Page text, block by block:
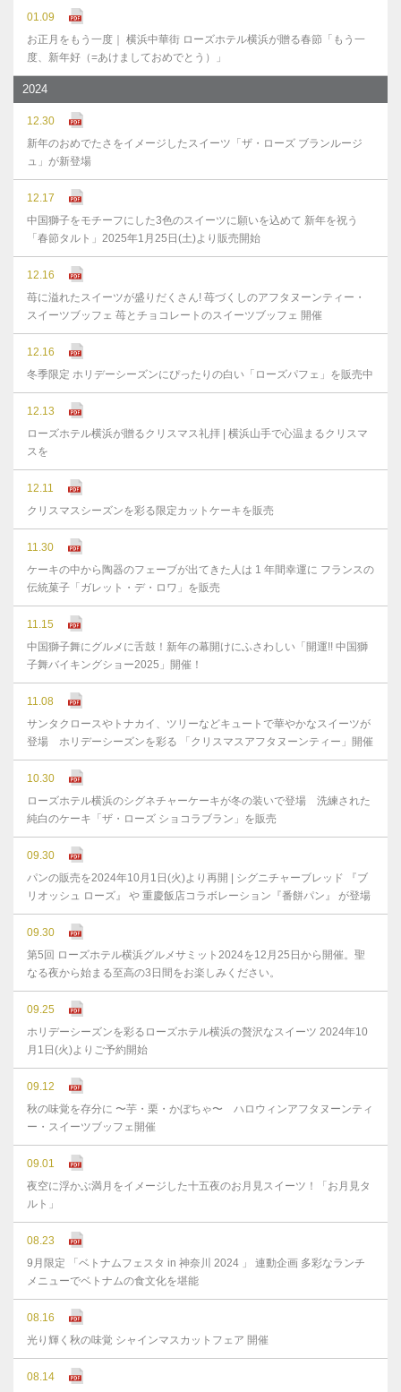
01.09
お正月をもう一度｜ 横浜中華街 ローズホテル横浜が贈る春節「もう一
度、新年好（=あけましておめでとう）」
2024
12.30
新年のおめでたさをイメージしたスイーツ「ザ・ローズ ブランルージ
ュ」が新登場
12.17
中国獅子をモチーフにした3色のスイーツに願いを込めて 新年を祝う
「春節タルト」2025年1月25日(土)より販売開始
12.16
苺に溢れたスイーツが盛りだくさん! 苺づくしのアフタヌーンティー・
スイーツブッフェ 苺とチョコレートのスイーツブッフェ 開催
12.16
冬季限定 ホリデーシーズンにぴったりの白い「ローズパフェ」を販売中
12.13
ローズホテル横浜が贈るクリスマス礼拝 | 横浜山手で心温まるクリスマ
スを
12.11
クリスマスシーズンを彩る限定カットケーキを販売
11.30
ケーキの中から陶器のフェーブが出てきた人は 1 年間幸運に フランスの
伝統菓子「ガレット・デ・ロワ」を販売
11.15
中国獅子舞にグルメに舌鼓！新年の幕開けにふさわしい「開運!! 中国獅
子舞バイキングショー2025」開催！
11.08
サンタクロースやトナカイ、ツリーなどキュートで華やかなスイーツが
登場 ホリデーシーズンを彩る 「クリスマスアフタヌーンティー」開催
10.30
ローズホテル横浜のシグネチャーケーキが冬の装いで登場 洗練された
純白のケーキ「ザ・ローズ ショコラブラン」を販売
09.30
パンの販売を2024年10月1日(火)より再開 | シグニチャーブレッド 『ブ
リオッシュ ローズ』 や 重慶飯店コラボレーション『番餅パン』 が登場
09.30
第5回 ローズホテル横浜グルメサミット2024を12月25日から開催。聖
なる夜から始まる至高の3日間をお楽しみください。
09.25
ホリデーシーズンを彩るローズホテル横浜の贅沢なスイーツ 2024年10
月1日(火)よりご予約開始
09.12
秋の味覚を存分に 〜芋・栗・かぼちゃ〜 ハロウィンアフタヌーンティ
ー・スイーツブッフェ開催
09.01
夜空に浮かぶ満月をイメージした十五夜のお月見スイーツ！「お月見タ
ルト」
08.23
9月限定 「ベトナムフェスタ in 神奈川 2024 」 連動企画 多彩なランチ
メニューでベトナムの食文化を堪能
08.16
光り輝く秋の味覚 シャインマスカットフェア 開催
08.14